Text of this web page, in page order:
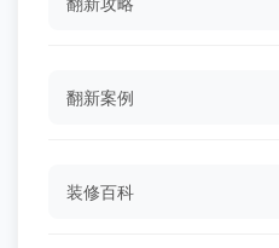
翻新案例
装修百科